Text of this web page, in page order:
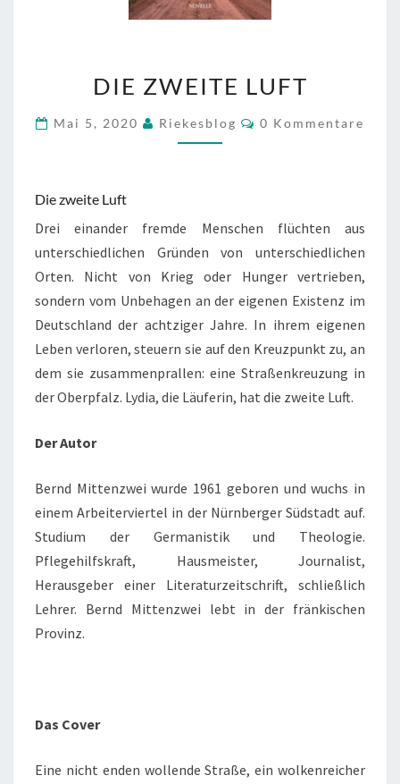
ZWEITE
DIE ZWEITE LUFT
Mai 5, 2020 Riekesblog Kommentare
0 Kommentare
Die zweite Luft
Drei einander fremde Menschen flüchten aus
unterschiedlichen Gründen von unterschiedlichen
Orten. Nicht von Krieg oder Hunger vertrieben,
sondern vom Unbehagen an der eigenen Existenz im
Deutschland der achtziger Jahre. In ihrem eigenen
Leben verloren, steuern sie auf den Kreuzpunkt zu, an
dem sie zusammenprallen: eine Straßenkreuzung in
der Oberpfalz. Lydia, die Läuferin, hat die zweite Luft.
Der Autor
Bernd Mittenzwei wurde 1961 geboren und wuchs in
einem Arbeiterviertel in der Nürnberger Südstadt auf.
Studium der Germanistik und Theologie.
Pflegehilfskraft, Hausmeister, Journalist,
Herausgeber einer Literaturzeitschrift, schließlich
Lehrer. Bernd Mittenzwei lebt in der fränkischen
Provinz.
Das Cover
Eine nicht enden wollende Straße, ein wolkenreicher